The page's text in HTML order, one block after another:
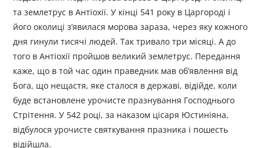
та землетрус в Антіохії. У кінці 541 року в Царгороді і
його околиці з’явилася морова зараза, через яку кожного
дня гинули тисячі людей. Так тривало три місяці. А до
того в Антіохії пройшов великий земле­трус. Передання
каже, що в той час один праведник мав об’явлення від
Бога, що нещастя, яке сталося в державі, відійде, коли
буде встановлене урочисте празнування Господнього
Стрітення. У 542 році, за наказом цісаря Юстиніяна,
відбулося урочисте святкування празника і пошесть
відійшла.